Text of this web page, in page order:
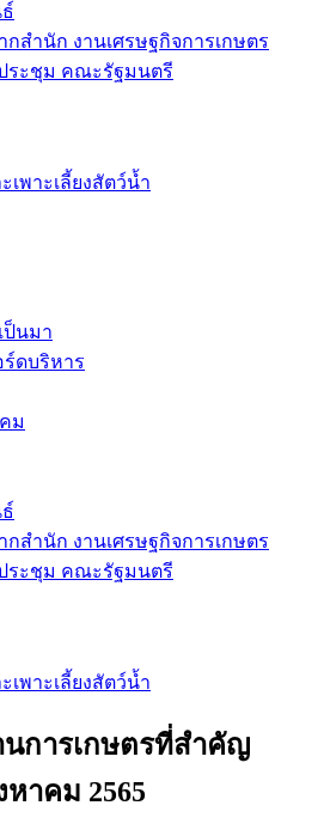
สำนัก งานเศรษฐกิจการเกษตร
ระชุม คณะรัฐมนตรี
พาะเลี้ยงสัตว์น้ำ
ป็นมา
ร์ดบริหาร
ม
สำนัก งานเศรษฐกิจการเกษตร
ระชุม คณะรัฐมนตรี
พาะเลี้ยงสัตว์น้ำ
การเกษตรที่สำคัญ
หาคม 2565